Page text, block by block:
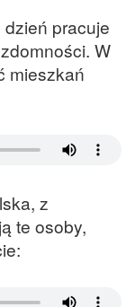
pracuje
W
mieszkań
z
te osoby,